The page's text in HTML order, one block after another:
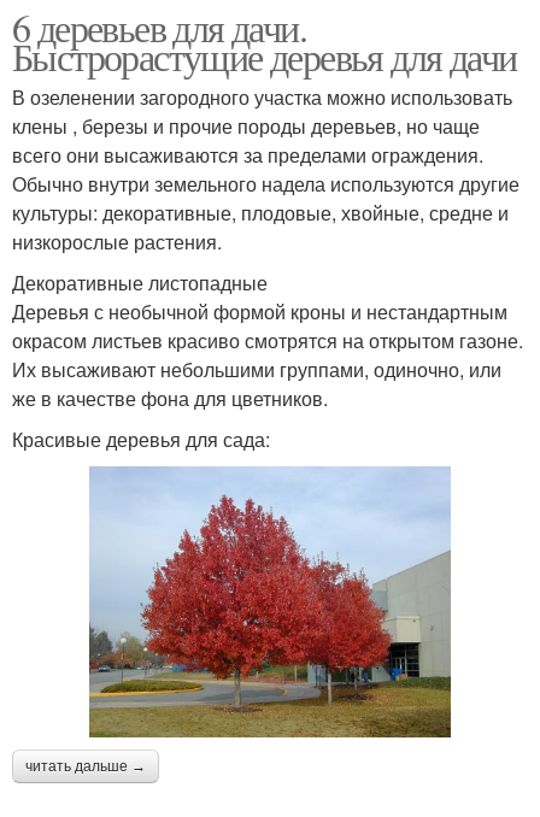
6 деревьев для дачи.
Быстрорастущие деревья для дачи
В озеленении загородного участка можно использовать
клены , березы и прочие породы деревьев, но чаще
всего они высаживаются за пределами ограждения.
Обычно внутри земельного надела используются другие
культуры: декоративные, плодовые, хвойные, средне и
низкорослые растения.
Декоративные листопадные
Деревья с необычной формой кроны и нестандартным
окрасом листьев красиво смотрятся на открытом газоне.
Их высаживают небольшими группами, одиночно, или
же в качестве фона для цветников.
Красивые деревья для сада:
читать дальше →